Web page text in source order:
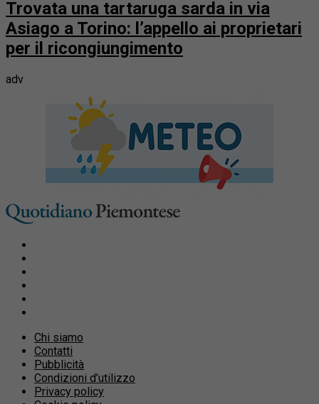
Trovata una tartaruga sarda in via
Asiago a Torino: l’appello ai proprietari
per il ricongiungimento
adv
Chi siamo
Contatti
Pubblicità
Condizioni d’utilizzo
Privacy policy